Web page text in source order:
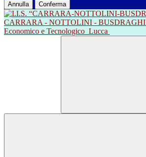
Annulla Conferma
CARRARA - NOTTOLINI - BUSDRAGHI
Economico e Tecnologico Lucca